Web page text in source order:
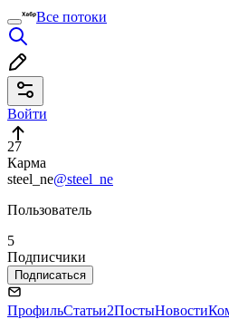
Все потоки
Войти
27
Карма
steel_ne@steel_ne
Пользователь
5
Подписчики
Подписаться
ПрофильСтатьи2ПостыНовости